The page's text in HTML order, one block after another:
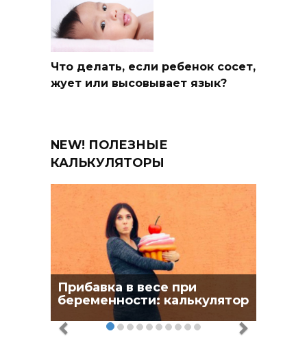
Что делать, если ребенок сосет,
жует или высовывает язык?
NEW! ПОЛЕЗНЫЕ
КАЛЬКУЛЯТОРЫ
Прибавка в весе при
беременности: калькулятор